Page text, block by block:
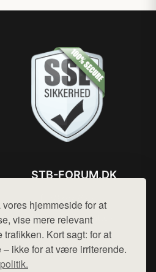
hjemmeside for at
vise mere relevant
Kort sagt: for at
ikke for at være irriterende.
STB-FORUM.DK
Mail: hej@want.dk
Cookie- og privatlivspolitik